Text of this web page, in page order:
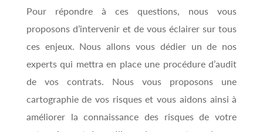
Pour répondre à ces questions, nous vous
proposons d’intervenir et de vous éclairer sur tous
ces enjeux. Nous allons vous dédier un de nos
experts qui mettra en place une procédure d’audit
de vos contrats. Nous vous proposons une
cartographie de vos risques et vous aidons ainsi à
améliorer la connaissance des risques de votre